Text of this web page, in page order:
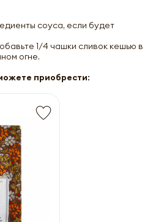
соуса, если будет
1/4 чашки сливок кешью в
огне.
приобрести: